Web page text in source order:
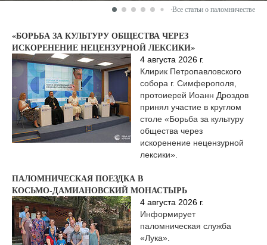
Все статьи о паломничестве
«БОРЬБА ЗА КУЛЬТУРУ ОБЩЕСТВА ЧЕРЕЗ
ИСКОРЕНЕНИЕ НЕЦЕНЗУРНОЙ ЛЕКСИКИ»
4 августа 2026 г.
Клирик Петропавловского
собора г. Симферополя,
протоиерей Иоанн Дроздов
принял участие в круглом
столе «Борьба за культуру
общества через
искоренение нецензурной
лексики».
ПАЛОМНИЧЕСКАЯ ПОЕЗДКА В
КОСЬМО‑ДАМИАНОВСКИЙ МОНАСТЫРЬ
4 августа 2026 г.
Информирует
паломническая служба
«Лука».